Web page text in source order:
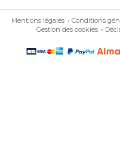
Mentions légales Conditions
Gestion des cookies